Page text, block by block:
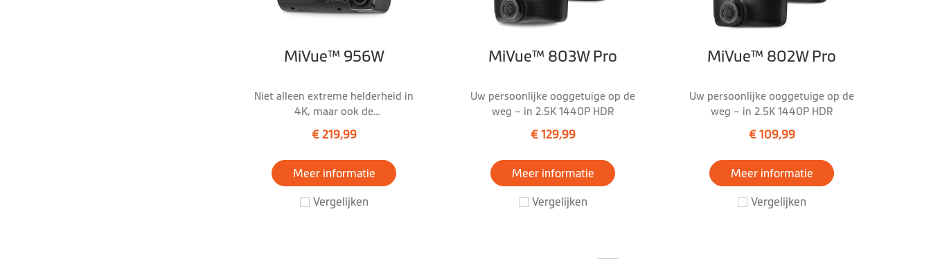
MiVue™ 956W
Niet alleen extreme helderheid in
4K, maar ook de
€ 219,99
Meer informatie
Vergelijken
MiVue™ 803W Pro
Uw persoonlijke ooggetuige op de
weg – in 2.5K 1440P HDR
€ 129,99
Meer informatie
Vergelijken
MiVue™ 802W Pro
Uw persoonlijke ooggetuige op de
weg – in 2.5K 1440P HDR
€ 109,99
Meer informatie
Vergelijken